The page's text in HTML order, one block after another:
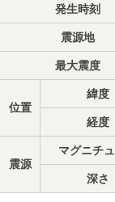
発生時刻
震源地
最大震度
位置
緯度
経度
震源
マグニチ
深さ